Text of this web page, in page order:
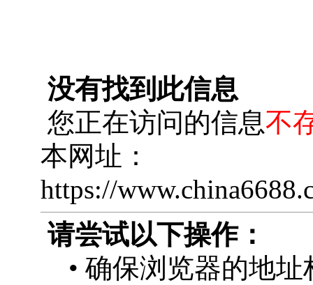
没有找到此信息
您正在访问的信息不
本网址：
https://
请尝试以下操作：
• 确保浏览器的地址